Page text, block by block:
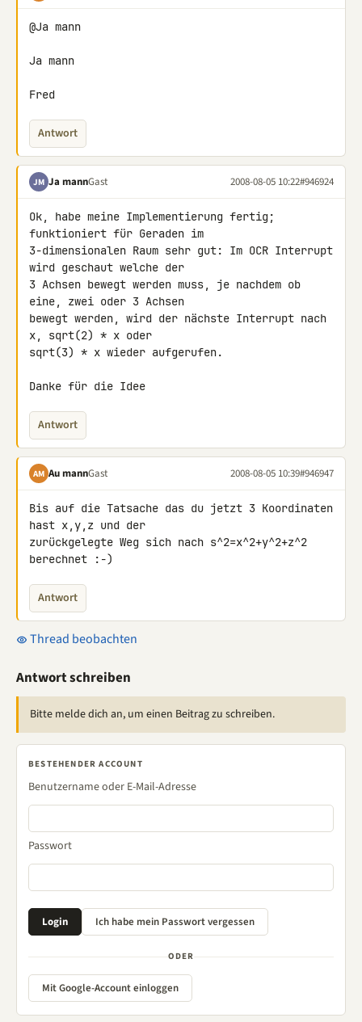
@Ja mann
Ja mann
Fred
Antwort
JM Ja mannGast 2008-08-05 10:22#946924
Ok, habe meine Implementierung fertig;
funktioniert für Geraden im
3-dimensionalen Raum sehr gut: Im OCR Interrupt
wird geschaut welche der
3 Achsen bewegt werden muss, je nachdem ob
eine, zwei oder 3 Achsen
bewegt werden, wird der nächste Interrupt nach
x, sqrt(2) * x oder
sqrt(3) * x wieder aufgerufen.
Danke für die Idee
Antwort
AM Au mannGast 2008-08-05 10:39#946947
Bis auf die Tatsache das du jetzt 3 Koordinaten
hast x,y,z und der
zurückgelegte Weg sich nach s^2=x^2+y^2+z^2
berechnet :-)
Antwort
Thread beobachten
Antwort schreiben
Bitte melde dich an, um einen Beitrag zu schreiben.
BESTEHENDER ACCOUNT
Benutzername oder E-Mail-Adresse
Passwort
ODER
Mit Google-Account einloggen